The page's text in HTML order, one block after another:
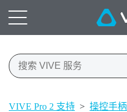
VIVE Pro 2 支持 > 操控手柄